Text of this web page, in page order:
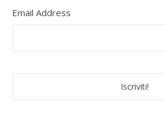
Email Address